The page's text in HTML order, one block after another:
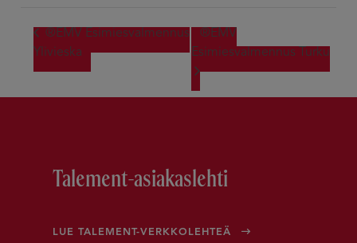
®EMV Esimiesvalmennus
Ylivieska
®EMV
Esimiesvalmennus Turku
Talement-asiakaslehti
LUE TALEMENT-VERKKOLEHTEÄ